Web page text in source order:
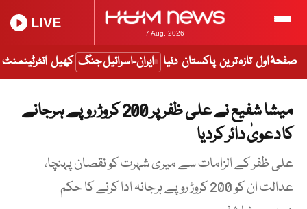
7 Aug, 2026
LIVE
صفحۂ اول تازہ ترین پاکستان دنیا ایران-اسرائیل جنگ کھیل انٹرٹینمنٹ
میشا شفیع نے علی ظفر پر 200 کروڑ روپے ہرجانے
کا دعویٰ دائر کردیا
علی ظفر کے الزامات سے میری شہرت کو نقصان پہنچا،
عدالت ان کو 200 کروڑ روپے ہرجانہ ادا کرنے کا حکم